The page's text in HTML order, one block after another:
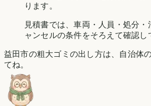
ります。
見積書では、車両・人員・処分・
ャンセルの条件をそろえて確認し
益田市の粗大ゴミの出し方は、自治体
てね。